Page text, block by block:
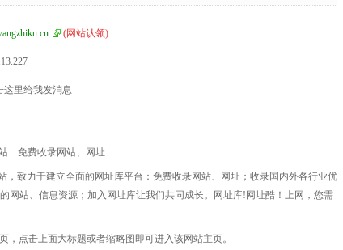
(网站认领)
免费收录网站、网址
，致力于建立全面的网址库平台：免费收录网站、网址；收录国内外各行业优
网站、信息资源；加入网址库让我们共同成长。网址库!网址酷！上网，您需
，点击上面大标题或者缩略图即可进入该网站主页。